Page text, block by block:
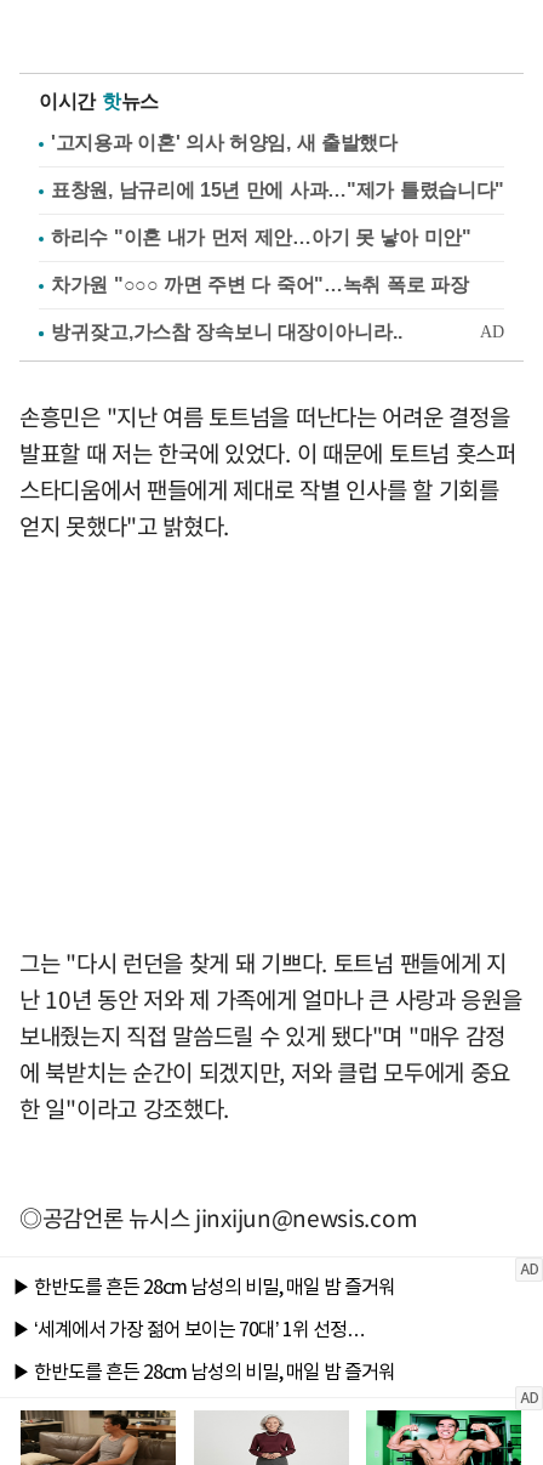
이시간 핫뉴스
'고지용과 이혼' 의사 허양임, 새 출발했다
표창원, 남규리에 15년 만에 사과…"제가 틀렸습니다"
하리수 "이혼 내가 먼저 제안…아기 못 낳아 미안"
차가원 "○○○ 까면 주변 다 죽어"…녹취 폭로 파장
손흥민은 "지난 여름 토트넘을 떠난다는 어려운 결정을
발표할 때 저는 한국에 있었다. 이 때문에 토트넘 홋스퍼
스타디움에서 팬들에게 제대로 작별 인사를 할 기회를
얻지 못했다"고 밝혔다.
그는 "다시 런던을 찾게 돼 기쁘다. 토트넘 팬들에게 지
난 10년 동안 저와 제 가족에게 얼마나 큰 사랑과 응원을
보내줬는지 직접 말씀드릴 수 있게 됐다"며 "매우 감정
에 북받치는 순간이 되겠지만, 저와 클럽 모두에게 중요
한 일"이라고 강조했다.
◎공감언론 뉴시스jinxijun@newsis.com